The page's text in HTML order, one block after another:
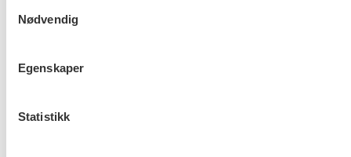
Nødvendig
Egenskaper
Statistikk
Dette er hele det varslede streikeuttaket:
Oslo Universitetssykehus HF 103
St. Olavs Hospital HF 46